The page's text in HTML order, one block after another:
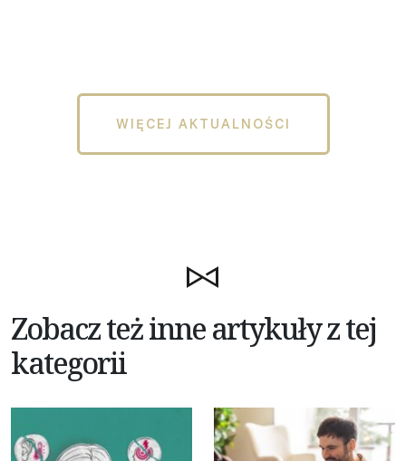
WIĘCEJ AKTUALNOŚCI
Zobacz też inne artykuły z tej
kategorii